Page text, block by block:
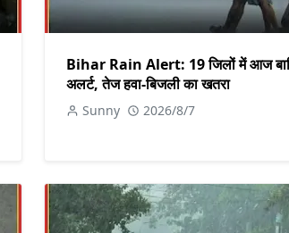
Bihar Rain Alert: 19 जिलों में आज
अलर्ट, तेज हवा-बिजली का खतरा
Sunny 2026/8/7